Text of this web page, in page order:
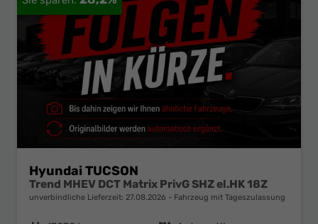
Hyundai TUCSON
Trend MHEV DCT Matrix PrivG SHZ el.HK 18Z
unverbindliche Lieferzeit: 27.08.2026 Fahrzeug mit Tageszulassung